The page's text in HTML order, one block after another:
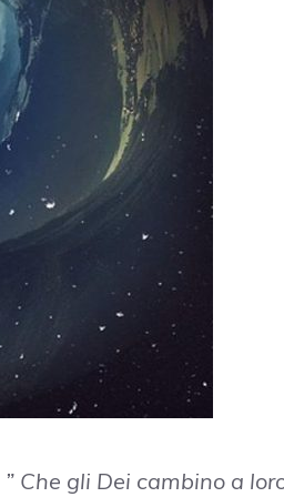
” Che gli Dei cambino a